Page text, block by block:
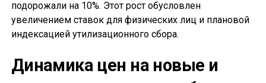
подорожали на 10%. Этот рост обусловлен
увеличением ставок для физических лиц и плановой
индексацией утилизационного сбора.
Динамика цен на новые и